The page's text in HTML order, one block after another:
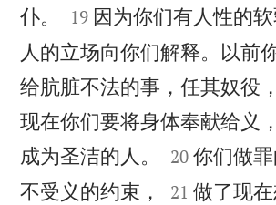
仆。


19 因为你们有人性的
人的立场向你们解释。以前
给肮脏不法的事，任其奴役
现在你们要将身体奉献给义
成为圣洁的人。


20 你们做
不受义的约束，


21 做了现